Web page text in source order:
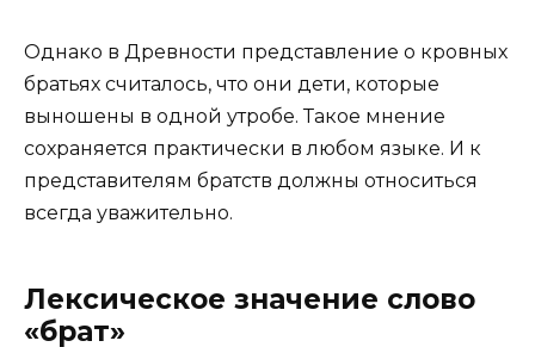
Однако в Древности представление о кровных
братьях считалось, что они дети, которые
выношены в одной утробе. Такое мнение
сохраняется практически в любом языке. И к
представителям братств должны относиться
всегда уважительно.
Лексическое значение слово
«брат»